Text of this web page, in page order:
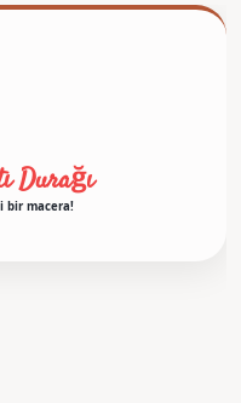
Durağı
bir macera!